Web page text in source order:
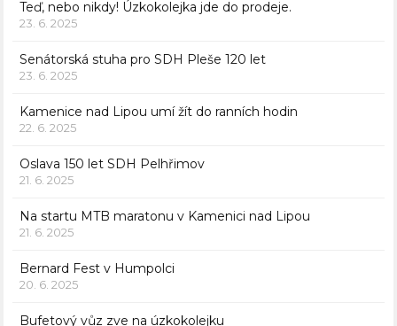
Teď, nebo nikdy! Úzkokolejka jde do prodeje.
23. 6. 2025
Senátorská stuha pro SDH Pleše 120 let
23. 6. 2025
Kamenice nad Lipou umí žít do ranních hodin
22. 6. 2025
Oslava 150 let SDH Pelhřimov
21. 6. 2025
Na startu MTB maratonu v Kamenici nad Lipou
21. 6. 2025
Bernard Fest v Humpolci
20. 6. 2025
Bufetový vůz zve na úzkokolejku